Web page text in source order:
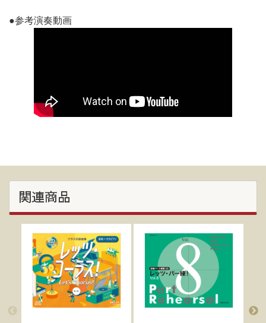
●参考演奏動画
関連商品